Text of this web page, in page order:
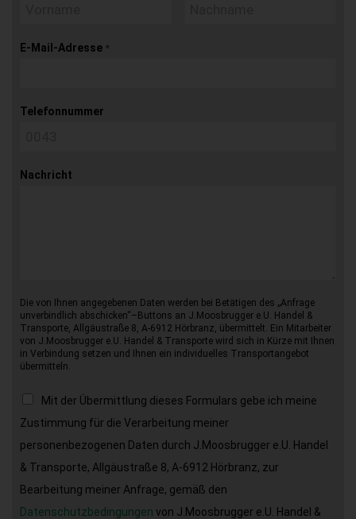
E-Mail-Adresse *
Telefonnummer
Nachricht
Die von Ihnen angegebenen Daten werden bei Betätigen des „Anfrage
unverbindlich abschicken“–Buttons an J.Moosbrugger e.U. Handel &
Transporte, Allgäustraße 8, A-6912 Hörbranz, übermittelt. Ein Mitarbeiter
von J.Moosbrugger e.U. Handel & Transporte wird sich in Kürze mit Ihnen
in Verbindung setzen und Ihnen ein individuelles Transportangebot
übermitteln.
Mit der Übermittlung dieses Formulars gebe ich meine
Zustimmung für die Verarbeitung meiner
personenbezogenen Daten durch J.Moosbrugger e.U. Handel
& Transporte, Allgäustraße 8, A-6912 Hörbranz, zur
Bearbeitung meiner Anfrage, gemäß den
Datenschutzbedingungen von J.Moosbrugger e.U. Handel &